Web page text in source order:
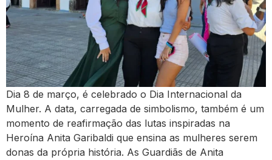
Dia 8 de março, é celebrado o Dia Internacional da
Mulher. A data, carregada de simbolismo, também é um
momento de reafirmação das lutas inspiradas na
Heroína Anita Garibaldi que ensina as mulheres serem
donas da própria história. As Guardiãs de Anita